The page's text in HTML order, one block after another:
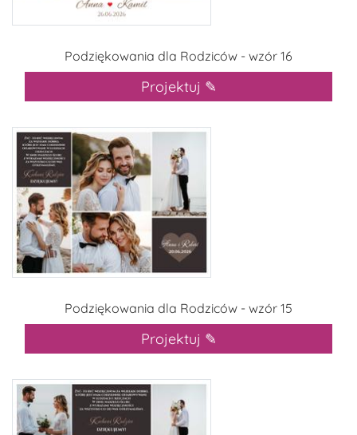
Podziękowania dla Rodziców - wzór 16
Projektuj ✎
Podziękowania dla Rodziców - wzór 15
Projektuj ✎